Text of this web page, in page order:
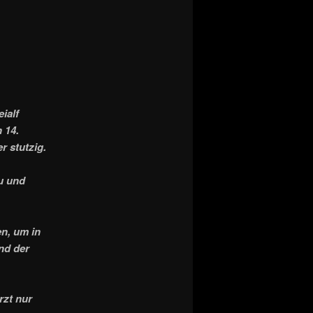
14.
stutzig.
und
um in
der
nur